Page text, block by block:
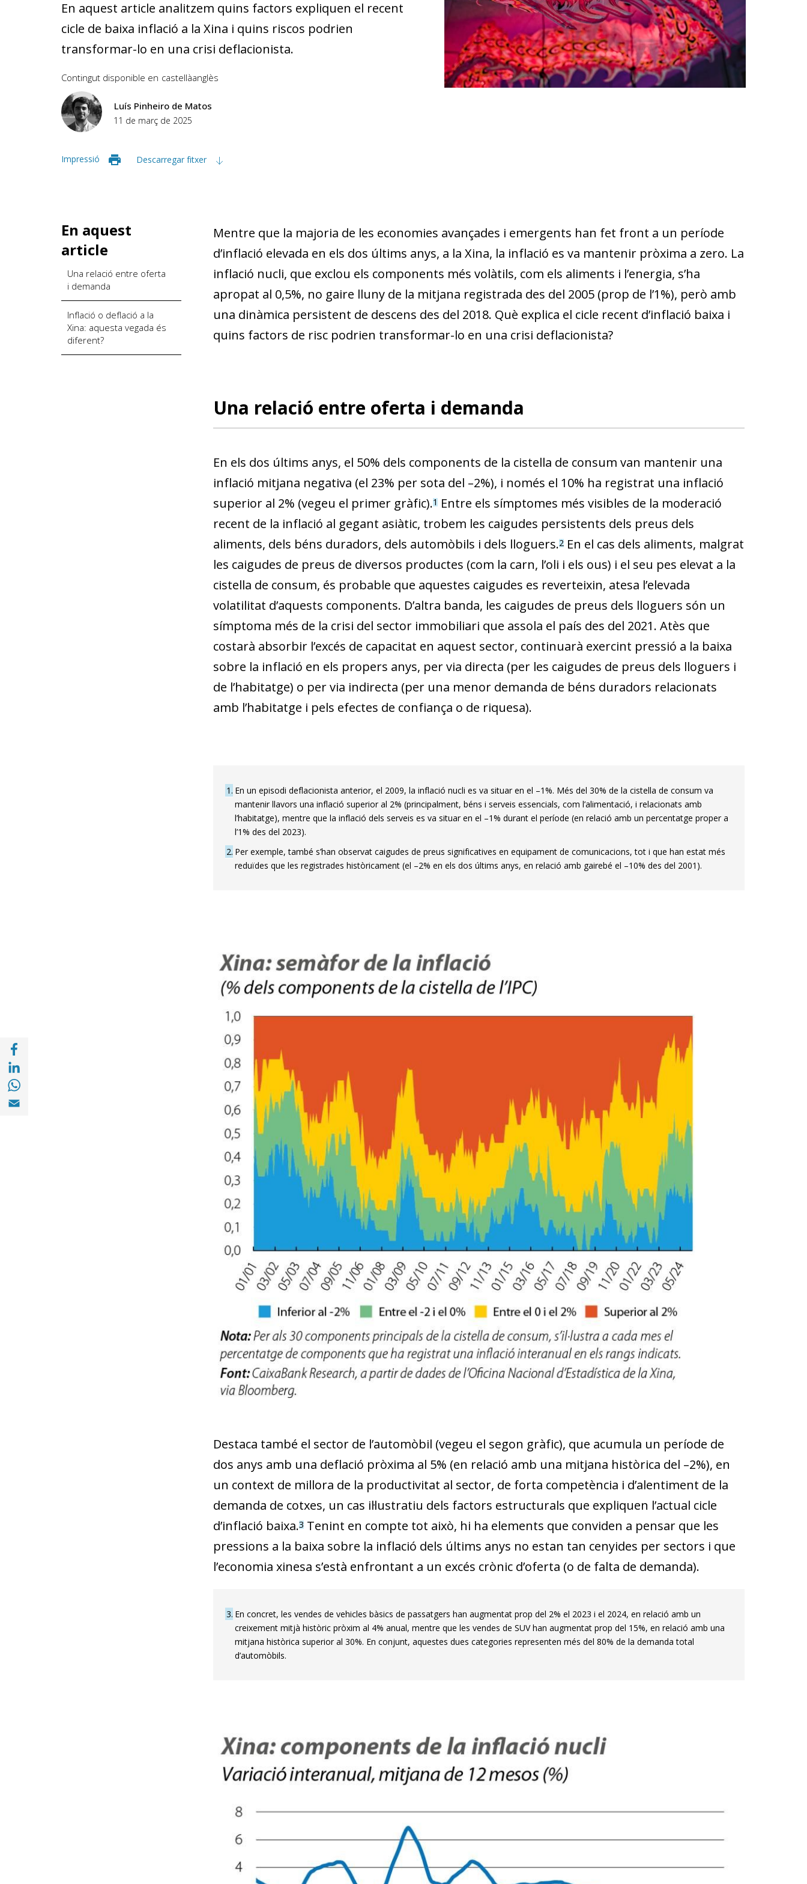
En aquest article analitzem quins factors expliquen el recent
cicle de baixa inflació a la Xina i quins riscos podrien
transformar-lo en una crisi deflacionista.
Contingut disponible en castellàanglès
Luís Pinheiro de Matos
11 de març de 2025
Impressió Descarregar fitxer
Compartir a Facebook (opens in a new window)
Compartir a with Linkedin (opens in a new window)
Compartir a with Whatsapp (opens in a new window)
Compartir a Email (opens in a new window)
En aquest
article
Una relació entre oferta
i demanda
Inflació o deflació a la
Xina: aquesta vegada és
diferent?
Mentre que la majoria de les economies avançades i emergents han fet front a un període
d’inflació elevada en els dos últims anys, a la Xina, la inflació es va mantenir pròxima a zero. La
inflació nucli, que exclou els components més volàtils, com els aliments i l’energia, s’ha
apropat al 0,5%, no gaire lluny de la mitjana registrada des del 2005 (prop de l’1%), però amb
una dinàmica persistent de descens des del 2018. Què explica el cicle recent d’inflació baixa i
quins factors de risc podrien transformar-lo en una crisi deflacionista?
Una relació entre oferta i demanda
En els dos últims anys, el 50% dels components de la cistella de consum van mantenir una
inflació mitjana negativa (el 23% per sota del –2%), i només el 10% ha registrat una inflació
superior al 2% (vegeu el primer gràfic).1Entre els símptomes més visibles de la moderació
recent de la inflació al gegant asiàtic, trobem les caigudes persistents dels preus dels
aliments, dels béns duradors, dels automòbils i dels lloguers.2En el cas dels aliments, malgrat
les caigudes de preus de diversos productes (com la carn, l’oli i els ous) i el seu pes elevat a la
cistella de consum, és probable que aquestes caigudes es reverteixin, atesa l’elevada
volatilitat d’aquests components. D’altra banda, les caigudes de preus dels lloguers són un
símptoma més de la crisi del sector immobiliari que assola el país des del 2021. Atès que
costarà absorbir l’excés de capacitat en aquest sector, continuarà exercint pressió a la baixa
sobre la inflació en els propers anys, per via directa (per les caigudes de preus dels lloguers i
de l’habitatge) o per via indirecta (per una menor demanda de béns duradors relacionats
amb l’habitatge i pels efectes de confiança o de riquesa).
1 En un episodi deflacionista anterior, el 2009, la inflació nucli es va situar en el –1%. Més del 30% de la cistella de consum va
mantenir llavors una inflació superior al 2% (principalment, béns i serveis essencials, com l’alimentació, i relacionats amb
l’habitatge), mentre que la inflació dels serveis es va situar en el –1% durant el període (en relació amb un percentatge proper a
l’1% des del 2023).
2 Per exemple, també s’han observat caigudes de preus significatives en equipament de comunicacions, tot i que han estat més
reduïdes que les registrades històricament (el –2% en els dos últims anys, en relació amb gairebé el –10% des del 2001).
Destaca també el sector de l’automòbil (vegeu el segon gràfic), que acumula un període de
dos anys amb una deflació pròxima al 5% (en relació amb una mitjana històrica del –2%), en
un context de millora de la productivitat al sector, de forta competència i d’alentiment de la
demanda de cotxes, un cas il·lustratiu dels factors estructurals que expliquen l’actual cicle
d’inflació baixa.3Tenint en compte tot això, hi ha elements que conviden a pensar que les
pressions a la baixa sobre la inflació dels últims anys no estan tan cenyides per sectors i que
l’economia xinesa s’està enfrontant a un excés crònic d’oferta (o de falta de demanda).
3 En concret, les vendes de vehicles bàsics de passatgers han augmentat prop del 2% el 2023 i el 2024, en relació amb un
creixement mitjà històric pròxim al 4% anual, mentre que les vendes de SUV han augmentat prop del 15%, en relació amb una
mitjana històrica superior al 30%. En conjunt, aquestes dues categories representen més del 80% de la demanda total
d’automòbils.